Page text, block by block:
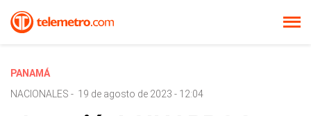
PANAMÁ
NACIONALES - 19 de agosto de 2023 - 12:04